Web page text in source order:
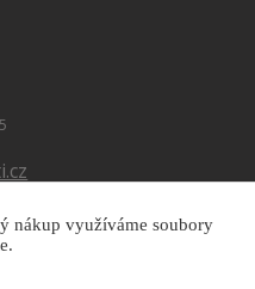
nákup využíváme soubory